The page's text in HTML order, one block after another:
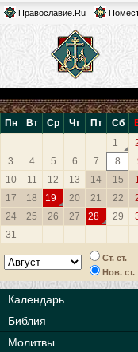
Православие.Ru
Пн Вт Ср Чт Пт Сб
1
3
4 5 6 7 8
10
11 12 13 14 15
17
18 19 20 21 22
24
25 26 27 28 29
31
Ст. ст.
Нов. ст.
Календарь
Библия
Молитвы